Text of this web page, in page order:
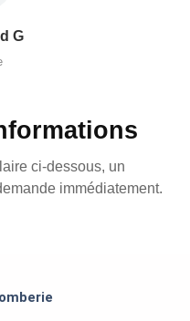
G
ci-dessous, un
immédiatement.